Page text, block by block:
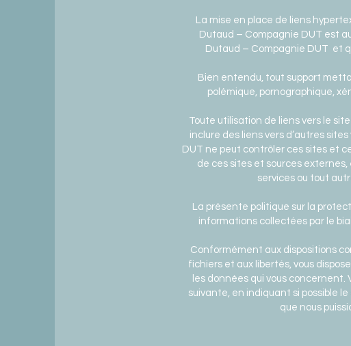
La mise en place de liens
Dutaud – Compagnie DUT est
Dutaud – Compagnie DUT et
Bien entendu, tout support
polémique, pornographique,
Toute utilisation de liens vers le
inclure des liens vers d’autres
DUT ne peut contrôler ces sites et
de ces sites et sources
services ou tout
La présente politique sur la
informations collectées par le
Conformément aux dispositions
fichiers et aux libertés, vous
les données qui vous concernent.
suivante, en indiquant si possible
que nous